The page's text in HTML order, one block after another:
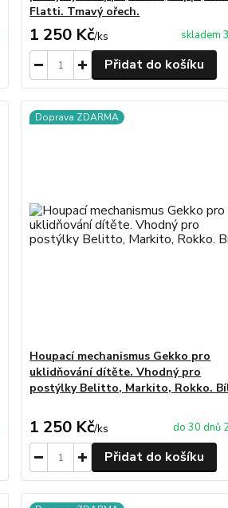
Flatti. Tmavý ořech.
1 250 Kč/ks skladem
Přidat do košíku
Doprava ZDARMA
Houpací mechanismus Gekko pro
uklidňování dítěte. Vhodný pro
postýlky Belitto, Markito, Rokko.
1 250 Kč/ks do 30 dnů
Přidat do košíku